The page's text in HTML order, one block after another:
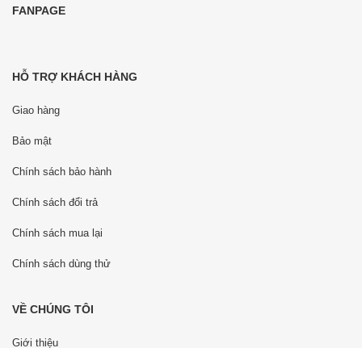
FANPAGE
HỖ TRỢ KHÁCH HÀNG
Giao hàng
Bảo mật
Chính sách bảo hành
Chính sách đổi trả
Chính sách mua lại
Chính sách dùng thử
VỀ CHÚNG TÔI
Giới thiệu